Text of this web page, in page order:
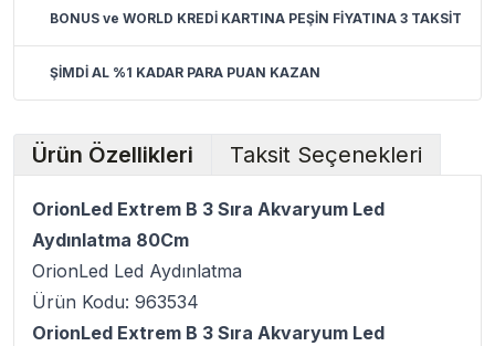
BONUS ve WORLD KREDİ KARTINA PEŞİN FİYATINA 3 TAKSİT
ŞİMDİ AL %1 KADAR PARA PUAN KAZAN
Ürün Özellikleri Taksit Seçenekleri
OrionLed Extrem B 3 Sıra Akvaryum Led
Aydınlatma 80Cm
OrionLed Led Aydınlatma
Ürün Kodu: 963534
OrionLed Extrem B 3 Sıra Akvaryum Led